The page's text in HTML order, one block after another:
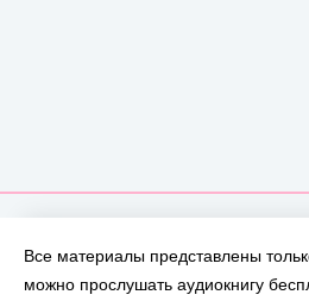
Все материалы представлены
можно прослушать аудиокнигу